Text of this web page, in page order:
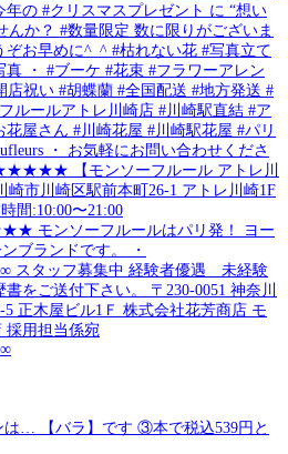
の #クリスマスプレゼント に “想い
んか？ #数量限定 数に限りがございま
お早めに^_^ #枯れない花 #写真立て
・ #ブーケ #花束 #フラワーアレン
店祝い #胡蝶蘭 #全国配送 #地方発送 #
ルールアトレ川崎店 #川崎駅直結 #ア
花屋さん #川崎花屋 #川崎駅花屋 #パリ
・ お気軽にお問い合わせくださ
【モンソーフルール アトレ川
崎市川崎区駅前本町26-1 アトレ川崎1F
間:10:00〜21:00
ソーフルールはパリ発！ ヨー
ブランドです。 ・
タッフ募集中 経験者優遇 未経験
をご送付下さい。 〒230-0051 神奈川
正木屋ビル1Ｆ 株式会社花芳商店 モ
採用担当係宛
は… 【バラ】です ③本で税込539円と